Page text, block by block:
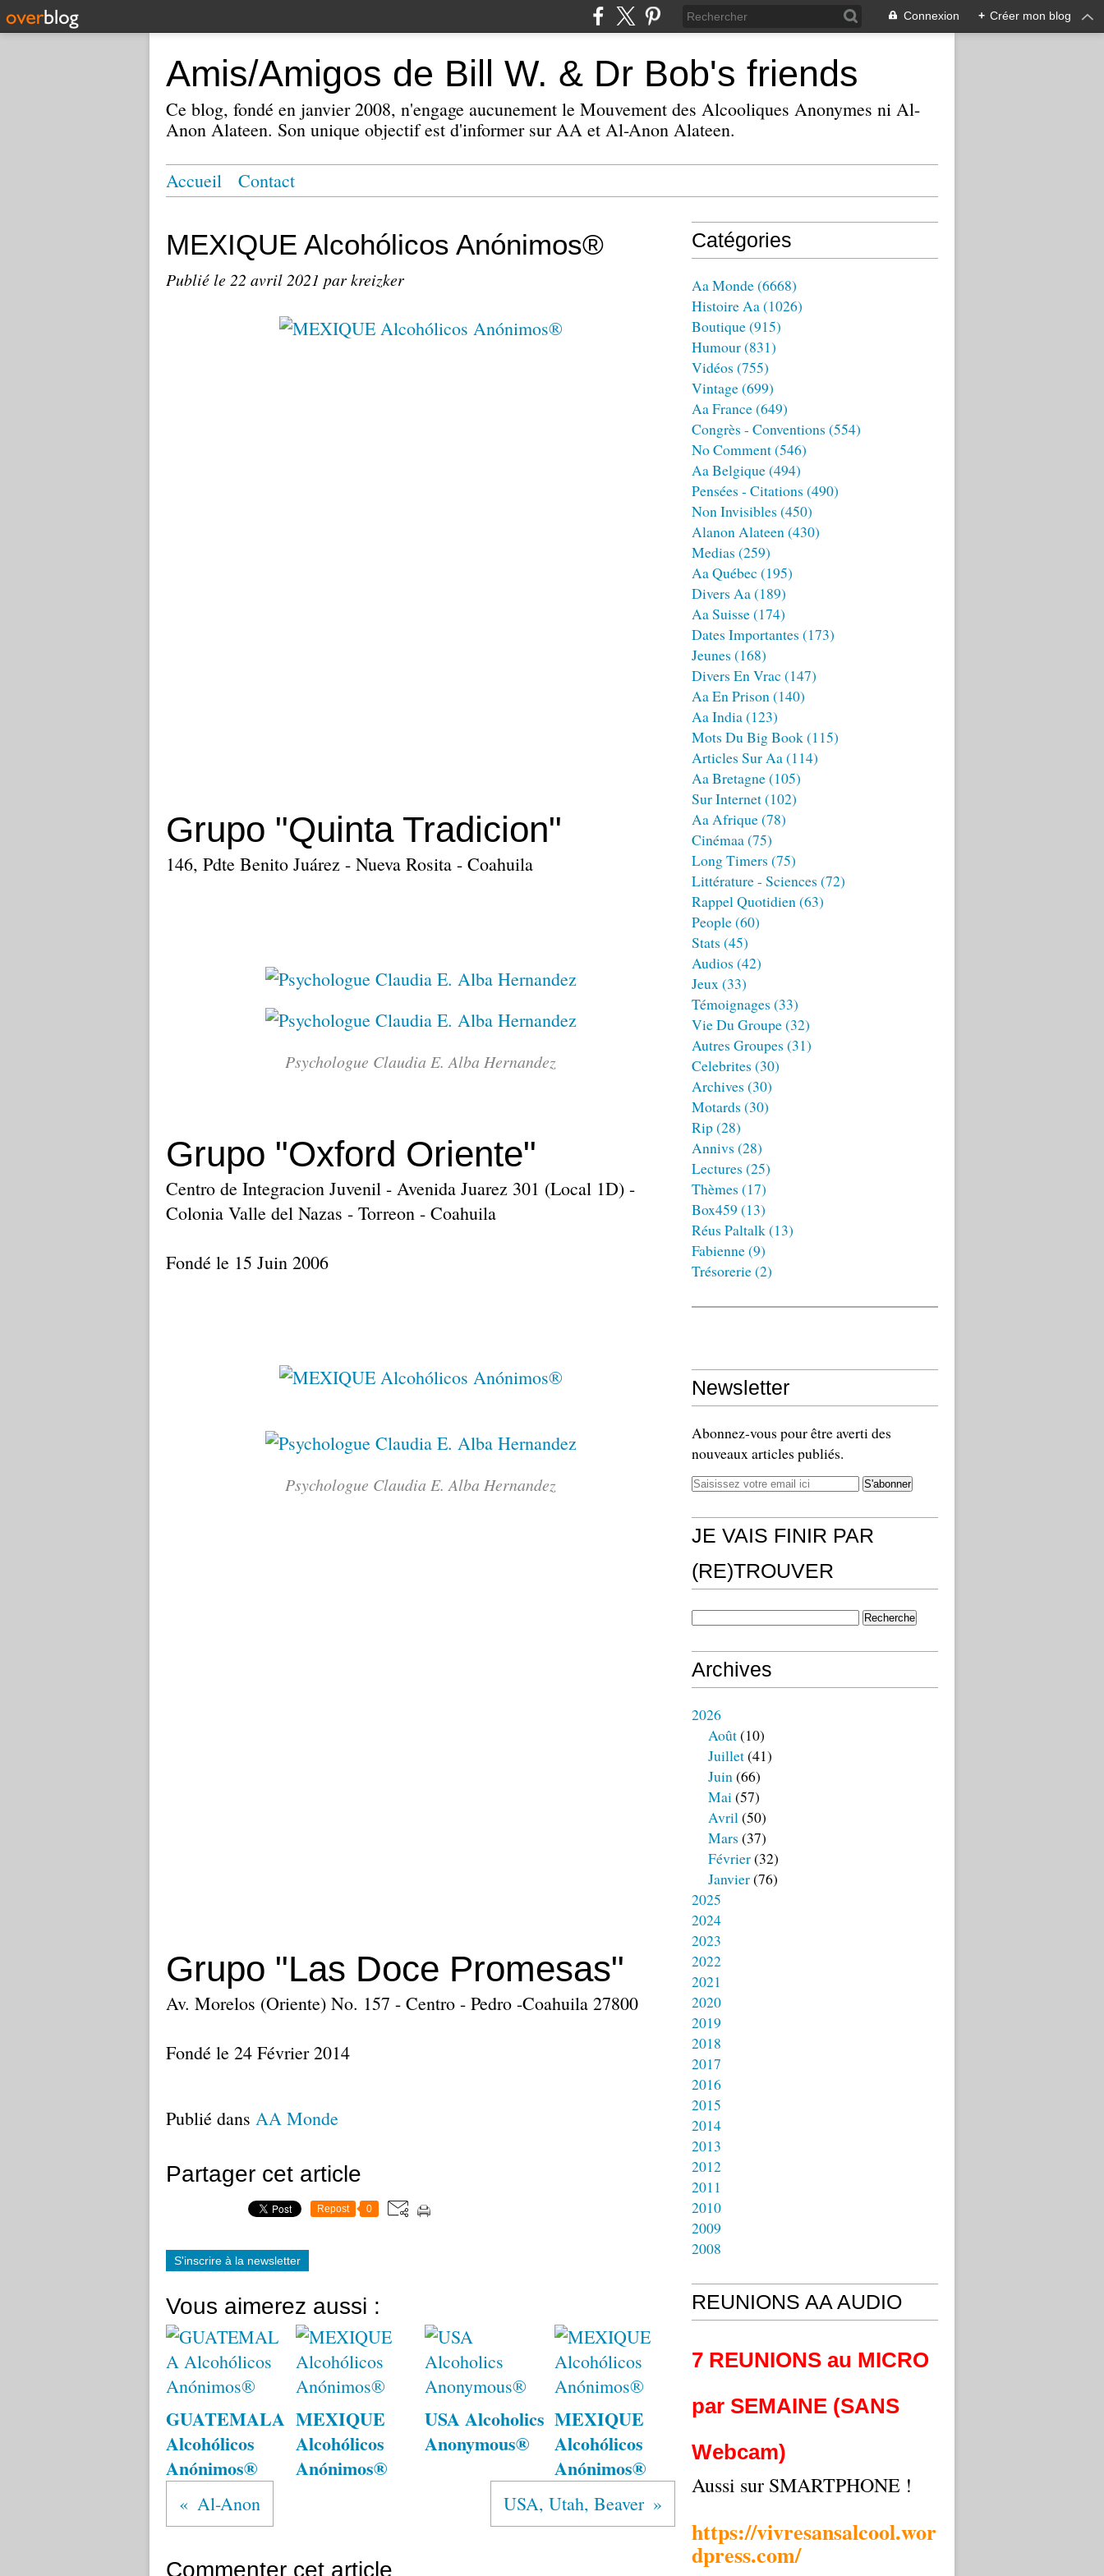
Connexion + Créer mon blog
Amis/Amigos de Bill W. & Dr Bob's friends
Ce blog, fondé en janvier 2008, n'engage aucunement le Mouvement des Alcooliques Anonymes ni Al-
Anon Alateen. Son unique objectif est d'informer sur AA et Al-Anon Alateen.
Accueil Contact
MEXIQUE Alcohólicos Anónimos®
Publié le 22 avril 2021 par kreizker
Grupo "Quinta Tradicion"
146, Pdte Benito Juárez - Nueva Rosita - Coahuila
Psychologue Claudia E. Alba Hernandez
Grupo "Oxford Oriente"
Centro de Integracion Juvenil - Avenida Juarez 301 (Local 1D) -
Colonia Valle del Nazas - Torreon - Coahuila
Fondé le 15 Juin 2006
Psychologue Claudia E. Alba Hernandez
Grupo "Las Doce Promesas"
Av. Morelos (Oriente) No. 157 - Centro - Pedro -Coahuila 27800
Fondé le 24 Février 2014
Publié dans AA Monde
Partager cet article
Repost 0
S'inscrire à la newsletter
Vous aimerez aussi :
GUATEMALA
Alcohólicos
Anónimos®
MEXIQUE
Alcohólicos
Anónimos®
USA Alcoholics
Anonymous®
MEXIQUE
Alcohólicos
Anónimos®
Al-Anon USA, Utah, Beaver
Commenter cet article
Catégories
Aa Monde(6668)
Histoire Aa(1026)
Boutique(915)
Humour(831)
Vidéos (755)
Vintage(699)
Aa France(649)
Congrès - Conventions (554)
No Comment(546)
Aa Belgique(494)
Pensées - Citations (490)
Non Invisibles (450)
Alanon Alateen(430)
Medias (259)
Aa Québec (195)
Divers Aa(189)
Aa Suisse(174)
Dates Importantes (173)
Jeunes (168)
Divers En Vrac (147)
Aa En Prison(140)
Aa India(123)
Mots Du Big Book(115)
Articles Sur Aa(114)
Aa Bretagne(105)
Sur Internet(102)
Aa Afrique(78)
Cinémaa(75)
Long Timers (75)
Littérature - Sciences (72)
Rappel Quotidien(63)
People(60)
Stats (45)
Audios (42)
Jeux(33)
Témoignages (33)
Vie Du Groupe(32)
Autres Groupes (31)
Celebrites (30)
Archives (30)
Motards (30)
Rip(28)
Annivs (28)
Lectures (25)
Thèmes (17)
Box459 (13)
Réus Paltalk(13)
Fabienne(9)
Trésorerie(2)
Newsletter
Abonnez-vous pour être averti des
nouveaux articles publiés.
JE VAIS FINIR PAR
(RE)TROUVER
Archives
2026
Août(10)
Juillet(41)
Juin(66)
Mai(57)
Avril(50)
Mars (37)
Février(32)
Janvier(76)
2025
2024
2023
2022
2021
2020
2019
2018
2017
2016
2015
2014
2013
2012
2011
2010
2009
2008
REUNIONS AA AUDIO
7 REUNIONS au MICRO
par SEMAINE (SANS
Webcam)
Aussi sur SMARTPHONE !
https://vivresansalcool.wor
dpress.com/